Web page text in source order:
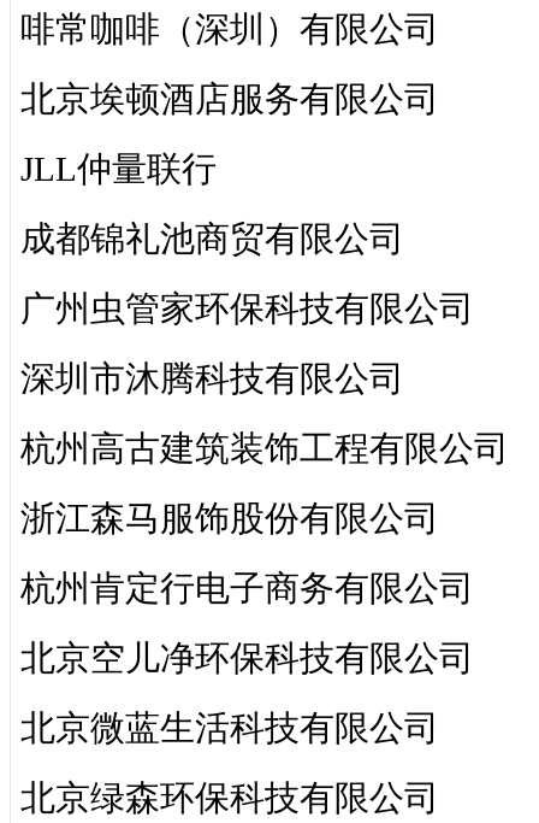
啡常咖啡（深圳）有限公司
北京埃顿酒店服务有限公司
JLL仲量联行
成都锦礼池商贸有限公司
广州虫管家环保科技有限公司
深圳市沐腾科技有限公司
杭州高古建筑装饰工程有限公司
浙江森马服饰股份有限公司
杭州肯定行电子商务有限公司
北京空儿净环保科技有限公司
北京微蓝生活科技有限公司
北京绿森环保科技有限公司